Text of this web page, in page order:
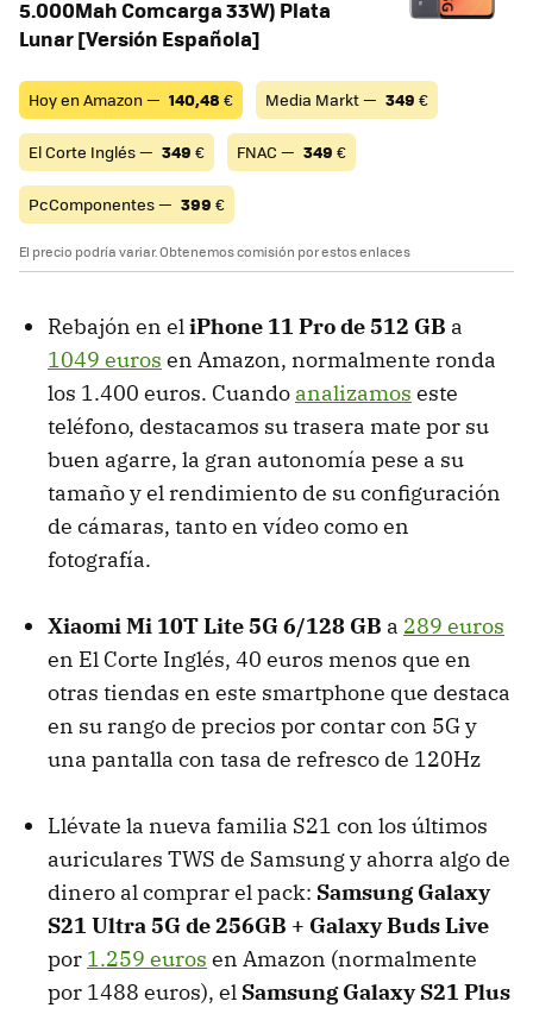
5.000Mah Comcarga 33W) Plata
Lunar [Versión Española]
Hoy en Amazon — 140,48 € Media Markt — 349 €
El Corte Inglés — 349 € FNAC — 349 €
PcComponentes — 399 €
El precio podría variar. Obtenemos comisión por estos enlaces
Rebajón en eliPhone 11 Pro de 512 GB a
1049 euros en Amazon, normalmente ronda
los 1.400 euros. Cuando analizamos este
teléfono, destacamos su trasera mate por su
buen agarre, la gran autonomía pese a su
tamaño y el rendimiento de su configuración
de cámaras, tanto en vídeo como en
fotografía.
Xiaomi Mi 10T Lite 5G 6/128 GB a 289 euros
en El Corte Inglés, 40 euros menos que en
otras tiendas en este smartphone que destaca
en su rango de precios por contar con 5G y
una pantalla con tasa de refresco de 120Hz
Llévate la nueva familia S21 con los últimos
auriculares TWS de Samsung y ahorra algo de
dinero al comprar el pack: Samsung Galaxy
S21 Ultra 5G de 256GB + Galaxy Buds Live
por 1.259 euros en Amazon (normalmente
por 1488 euros), el Samsung Galaxy S21 Plus